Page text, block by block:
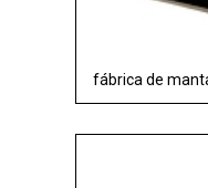
fábrica de